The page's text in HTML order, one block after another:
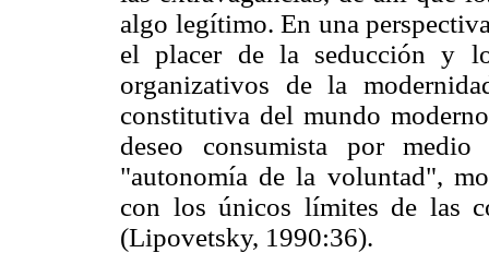
algo legítimo. En una
el placer de la seducción y
organizativos de la
constitutiva del mundo
deseo consumista por
"autonomía de la voluntad",
con los únicos límites de las
(Lipovetsky, 1990:36).